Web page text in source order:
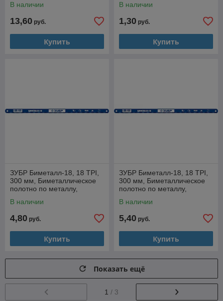
В наличии
13,60 руб.
Купить
В наличии
1,30 руб.
Купить
ЗУБР Биметалл-18, 18 TPI,
300 мм, Биметаллическое
полотно по металлу,
В наличии
4,80 руб.
Купить
ЗУБР Биметалл-18, 18 TPI,
300 мм, Биметаллическое
полотно по металлу,
В наличии
5,40 руб.
Купить
Показать ещё
1 / 3